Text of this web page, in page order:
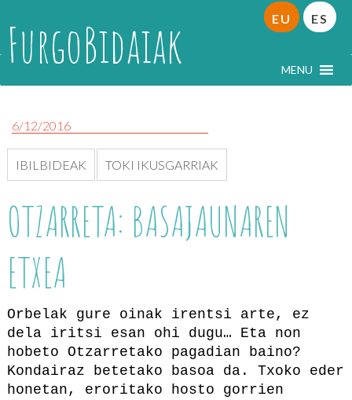
FurgoBidaiak MENU
EU ES
6/12/2016
IBILBIDEAK TOKI IKUSGARRIAK
OTZARRETA: BASAJAUNAREN
ETXEA
Orbelak gure oinak irentsi arte, ez
dela iritsi esan ohi dugu… Eta non
hobeto Otzarretako pagadian baino?
Kondairaz betetako basoa da. Txoko eder
honetan, eroritako hosto gorrien